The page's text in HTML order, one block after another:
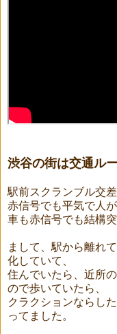
渋谷の街は交通ル
駅前スクランブル交差
赤信号でも平気で人
車も赤信号でも結構
まして、駅から離れ
化していて、
住んでいたら、近所
ので歩いていたら、
クラクションならし
ってました。